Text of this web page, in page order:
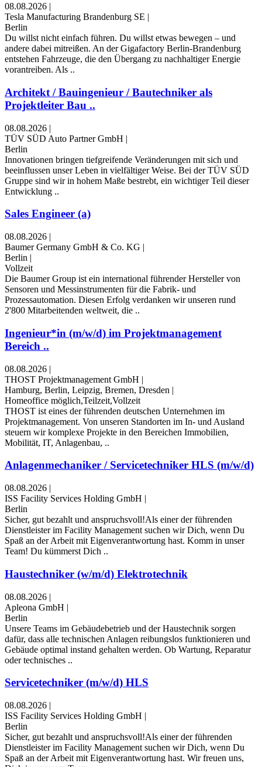
08.08.2026 |
Tesla Manufacturing Brandenburg SE |
Berlin
Du willst nicht einfach führen. Du willst etwas bewegen – und
andere dabei mitreißen. An der Gigafactory Berlin-Brandenburg
entstehen Fahrzeuge, die den Übergang zu nachhaltiger Energie
vorantreiben. Als ..
Architekt / Bauingenieur / Bautechniker als
Projektleiter Bau ..
08.08.2026 |
TÜV SÜD Auto Partner GmbH |
Berlin
Innovationen bringen tiefgreifende Veränderungen mit sich und
beeinflussen unser Leben in vielfältiger Weise. Bei der TÜV SÜD
Gruppe sind wir in hohem Maße bestrebt, ein wichtiger Teil dieser
Entwicklung ..
Sales Engineer (a)
08.08.2026 |
Baumer Germany GmbH & Co. KG |
Berlin |
Vollzeit
Die Baumer Group ist ein international führender Hersteller von
Sensoren und Messinstrumenten für die Fabrik- und
Prozessautomation. Diesen Erfolg verdanken wir unseren rund
2'800 Mitarbeitenden weltweit, die ..
Ingenieur*in (m/w/d) im Projektmanagement
Bereich ..
08.08.2026 |
THOST Projektmanagement GmbH |
Hamburg, Berlin, Leipzig, Bremen, Dresden |
Homeoffice möglich,Teilzeit,Vollzeit
THOST ist eines der führenden deutschen Unternehmen im
Projektmanagement. Von unseren Standorten im In- und Ausland
steuern wir komplexe Projekte in den Bereichen Immobilien,
Mobilität, IT, Anlagenbau, ..
Anlagenmechaniker / Servicetechniker HLS (m/w/d)
08.08.2026 |
ISS Facility Services Holding GmbH |
Berlin
Sicher, gut bezahlt und anspruchsvoll!Als einer der führenden
Dienstleister im Facility Management suchen wir Dich, wenn Du
Spaß an der Arbeit mit Eigenverantwortung hast. Komm in unser
Team! Du kümmerst Dich ..
Haustechniker (w/m/d) Elektrotechnik
08.08.2026 |
Apleona GmbH |
Berlin
Unsere Teams im Gebäudebetrieb und der Haustechnik sorgen
dafür, dass alle technischen Anlagen reibungslos funktionieren und
Gebäude optimal instand gehalten werden. Ob Wartung, Reparatur
oder technisches ..
Servicetechniker (m/w/d) HLS
08.08.2026 |
ISS Facility Services Holding GmbH |
Berlin
Sicher, gut bezahlt und anspruchsvoll!Als einer der führenden
Dienstleister im Facility Management suchen wir Dich, wenn Du
Spaß an der Arbeit mit Eigenverantwortung hast. Wir freuen uns,